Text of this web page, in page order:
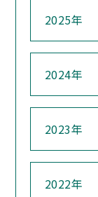
2025年
2024年
2023年
2022年